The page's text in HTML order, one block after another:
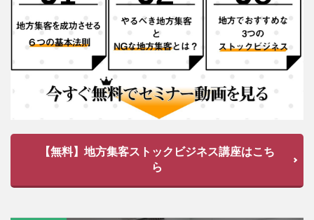
【無料】地方集客ストックビジネス講座はこち
ら